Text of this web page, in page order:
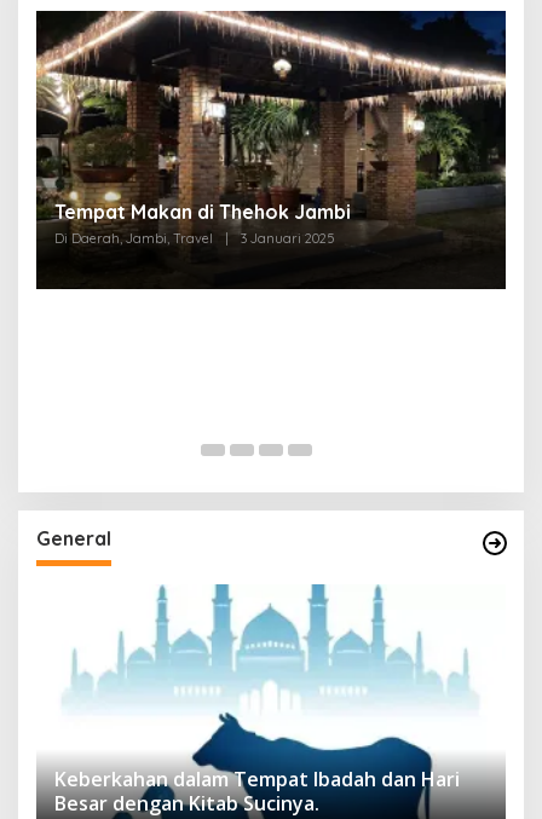
Tempat Makan di Thehok Jambi
Di Daerah, Jambi, Travel | 3 Januari 2025
General
Keberkahan dalam Tempat Ibadah dan Hari
Besar dengan Kitab Sucinya.